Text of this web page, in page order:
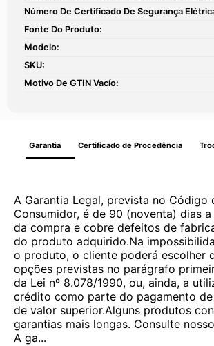
Número De Certificado De Segurança
Fonte Do Produto:
Modelo:
SKU:
Motivo De GTIN Vacío:
Garantia Certificado de Procedência
A Garantia Legal, prevista no Código
Consumidor, é de 90 (noventa) dias
da compra e cobre defeitos de
do produto adquirido.Na
o produto, o cliente poderá escolher
opções previstas no parágrafo
da Lei nº 8.078/1990, ou, ainda, a
crédito como parte do pagamento
de valor superior.Alguns produtos
garantias mais longas. Consulte
A ga...